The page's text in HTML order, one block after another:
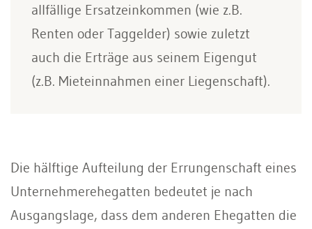
allfällige Ersatzeinkommen (wie z.B.
Renten oder Taggelder) sowie zuletzt
auch die Erträge aus seinem Eigengut
(z.B. Mieteinnahmen einer Liegenschaft).
Die hälftige Aufteilung der Errungenschaft eines
Unternehmerehegatten bedeutet je nach
Ausgangslage, dass dem anderen Ehegatten die